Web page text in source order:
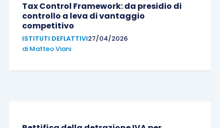
Tax Control Framework: da presidio di
controllo a leva di vantaggio
competitivo
ISTITUTI DEFLATTIVI27/04/2026
di Matteo Viani